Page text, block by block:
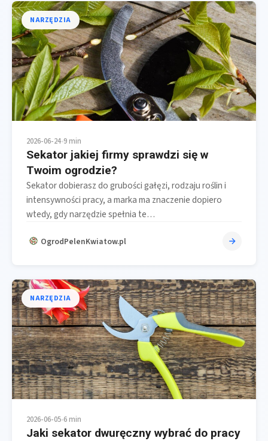
NARZĘDZIA
2026-06-24•9 min
Sekator jakiej firmy sprawdzi się w
Twoim ogrodzie?
Sekator dobierasz do grubości gałęzi, rodzaju roślin i
intensywności pracy, a marka ma znaczenie dopiero
wtedy, gdy narzędzie spełnia te…
OgrodPelenKwiatow.pl
NARZĘDZIA
2026-06-05•6 min
Jaki sekator dwuręczny wybrać do pracy